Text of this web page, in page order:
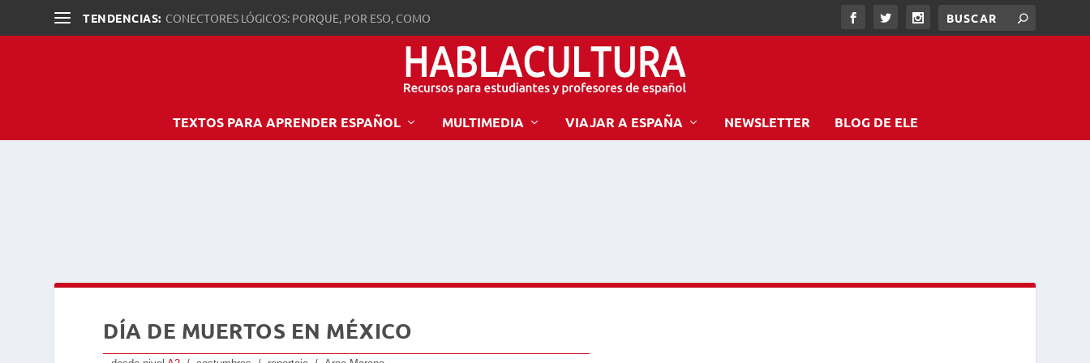
TENDENCIAS: CONECTORES LÓGICOS: PORQUE, POR ESO, COMO
TEXTOS PARA APRENDER ESPAÑOL MULTIMEDIA VIAJAR A ESPAÑA NEWSLETTER BLOG DE ELE
DÍA DE MUERTOS EN MÉXICO